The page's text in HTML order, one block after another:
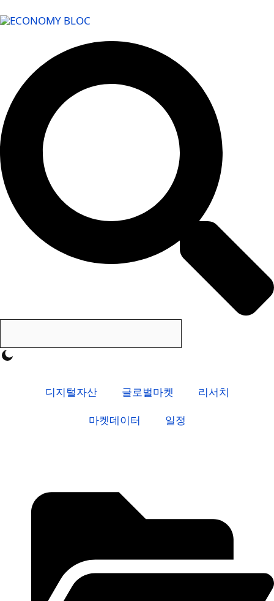
디지털자산 글로벌마켓
리서치
마켓데이터
일정